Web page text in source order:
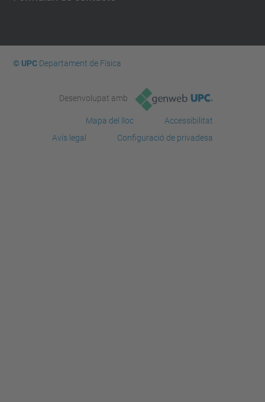
© UPCDepartament de Física
Desenvolupat amb
Mapa del lloc
Accessibilitat
Avís legal
Configuració de privadesa